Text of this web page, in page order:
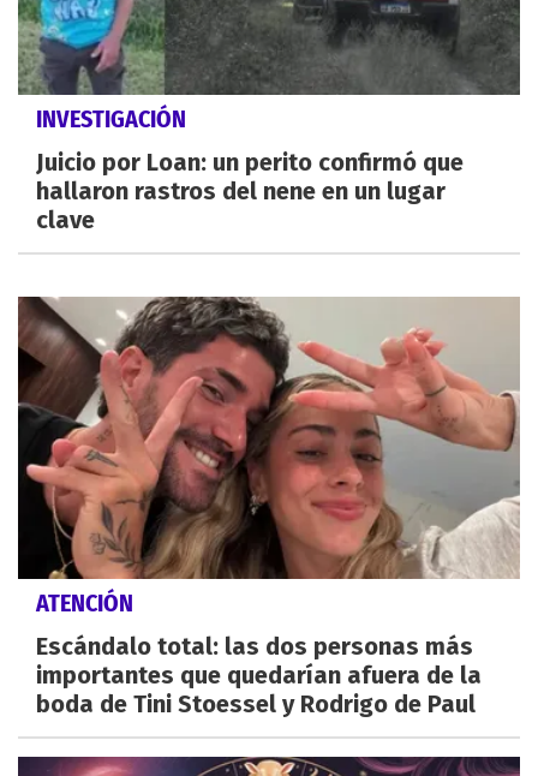
INVESTIGACIÓN
Juicio por Loan: un perito confirmó que
hallaron rastros del nene en un lugar
clave
ATENCIÓN
Escándalo total: las dos personas más
importantes que quedarían afuera de la
boda de Tini Stoessel y Rodrigo de Paul